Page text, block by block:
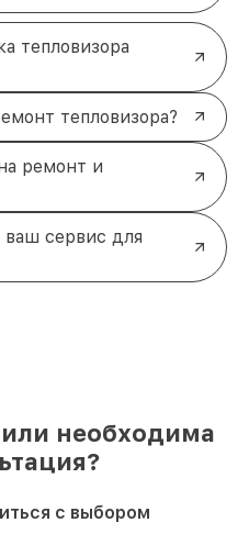
тепловизора
тепловизора?
ремонт и
сервис для
необходима
с выбором